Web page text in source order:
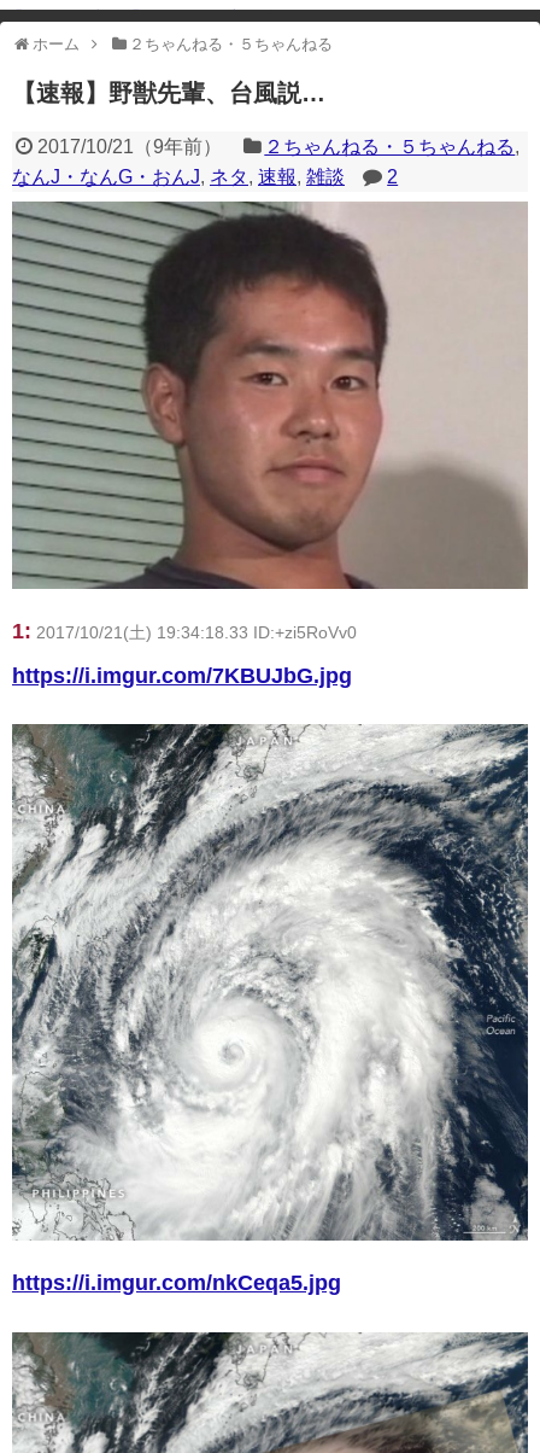
【韓日共同調査】 「日本に良い印象」の韓国人54.3％ 13年以降で最高に 日本人の韓国好感度は35.3％
一部のコンテンツが表示されなくなったり、サイト全体のレイアウトが崩れ
たりする場合があります。
ホーム ２ちゃんねる・５ちゃんねる
【速報】野獣先輩、台風説…
2017/10/21 （9年前） ２ちゃんねる・５ちゃんねる,
なんJ・なんG・おんJ, ネタ, 速報, 雑談 2
1: 2017/10/21(土) 19:34:18.33 ID:+zi5RoVv0
https://i.imgur.com/7KBUJbG.jpg
https://i.imgur.com/nkCeqa5.jpg